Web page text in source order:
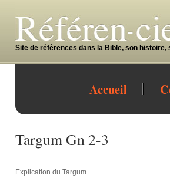
Site de références dans la Bible, son histoire,
Accueil
Targum Gn 2-3
Explication du Targum